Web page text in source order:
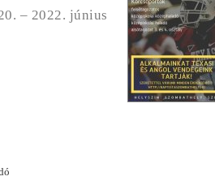
– 2022. június